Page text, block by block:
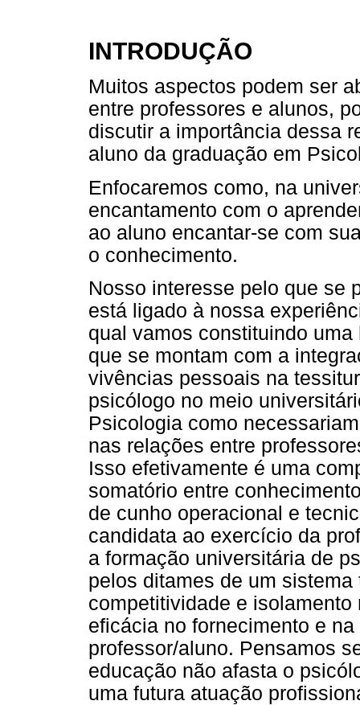
INTRODUÇÃO
Muitos aspectos podem ser
entre professores e alunos,
discutir a importância dessa
aluno da graduação em
Enfocaremos como, na
encantamento com o
ao aluno encantar-se com
o conhecimento.
Nosso interesse pelo que se
está ligado à nossa
qual vamos constituindo
que se montam com a
vivências pessoais na
psicólogo no meio
Psicologia como
nas relações entre
Isso efetivamente é uma
somatório entre
de cunho operacional e
candidata ao exercício da
a formação universitária de
pelos ditames de um
competitividade e
eficácia no fornecimento e
professor/aluno. Pensamos
educação não afasta o
uma futura atuação